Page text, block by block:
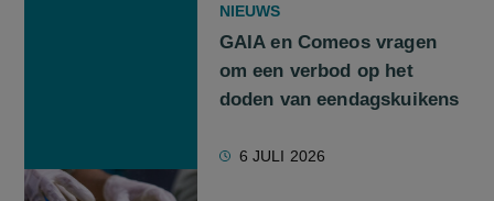
NIEUWS
GAIA en Comeos vragen
om een verbod op het
doden van eendagskuikens
6 JULI 2026